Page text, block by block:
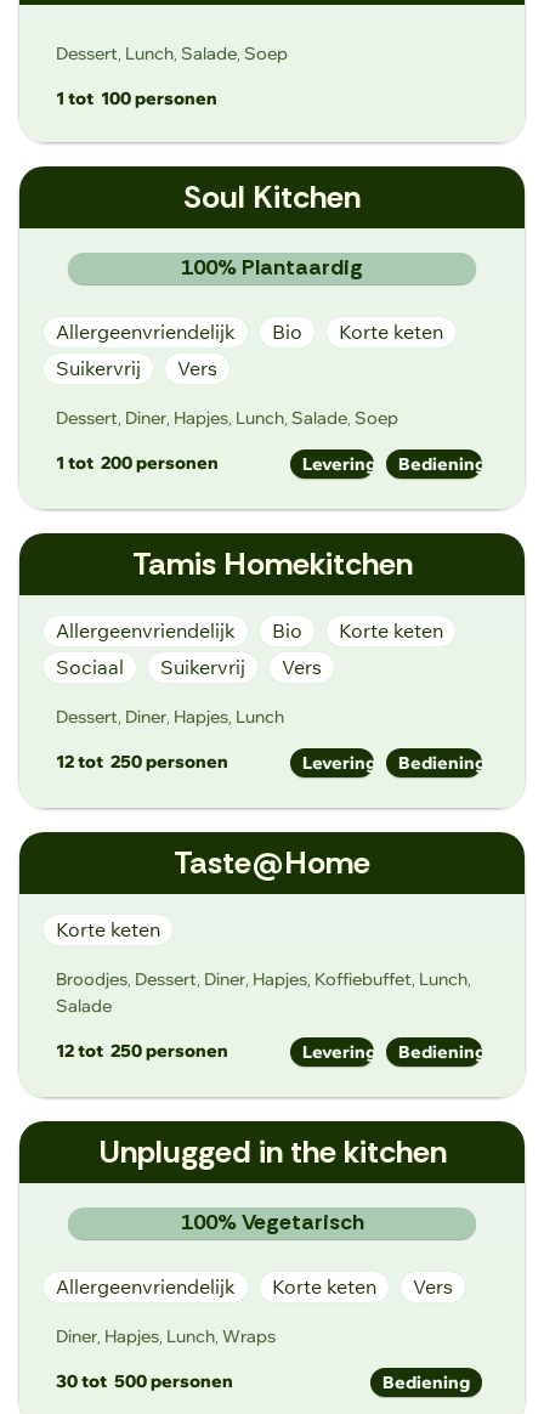
Dessert Lunch Salade Soep
1 tot 100 personen
https://soepplus.be
Lammerstraat 33, 9000 Gent
Soul Kitchen
100% Plantaardig
Allergeenvriendelijk Bio
Korte keten
Suikervrij
Vers
Dessert Diner Hapjes Lunch Salade Soep
1 tot 200 personen Bediening
Levering
www.soul-kitchen.be
Godshuizenlaan 33, 9000 Gent
Tamis Homekitchen
Allergeenvriendelijk Bio
Korte keten
Sociaal
Suikervrij Vers
Dessert Diner Hapjes Lunch
12 tot 250 personen Bediening
Levering
https://www.tamishomekitchen.com
Spiegelhofstraat 21 9000 Gent
Taste@Home
Korte keten
Broodjes Dessert Diner Hapjes Koffiebuffet Lunch
Salade
12 tot 250 personen Bediening
Levering
https://www.tasteathome.be/
Reibroekstraat 56, 9850 Deinze
Unplugged in the kitchen
100% Vegetarisch
Allergeenvriendelijk Korte keten Vers
Diner Hapjes Lunch Wraps
30 tot 500 personen Bediening